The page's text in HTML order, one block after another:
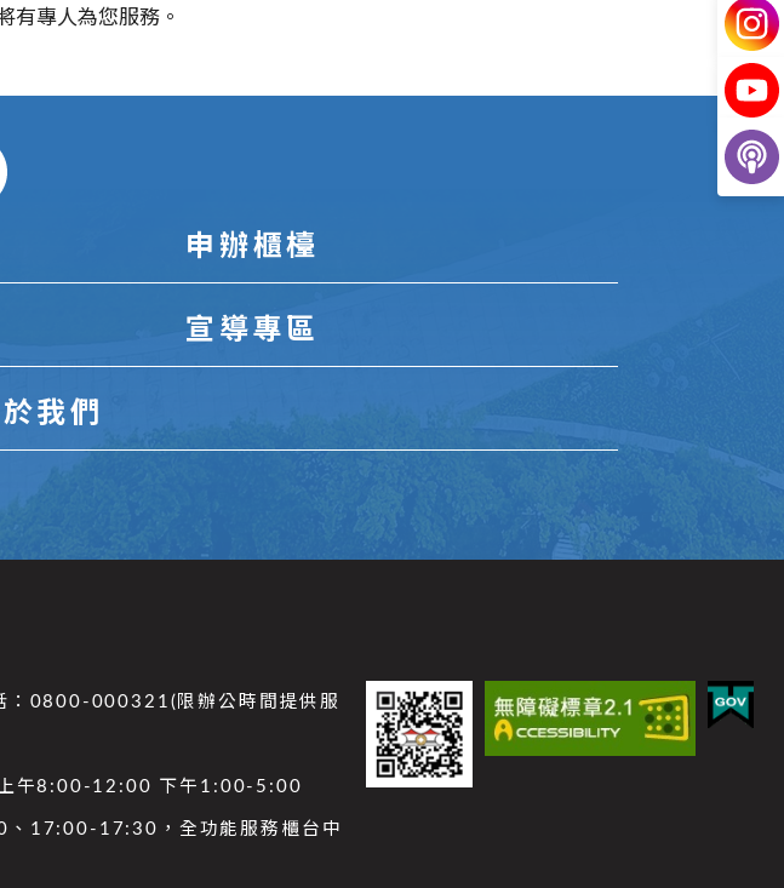
有專人為您服務。
申辦櫃檯
宣導專區
於我們
：0800-000321(限辦公時間提供服
上午8:00-12:00 下午1:00-5:00
17:00-17:30，全功能服務櫃台中